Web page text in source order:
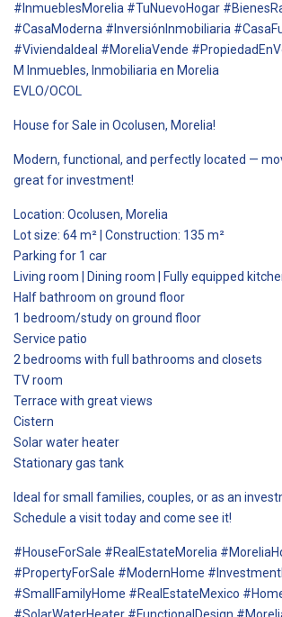
#InmueblesMorelia #TuNuevoHogar
#CasaModerna #InversiónInmobiliaria
#ViviendaIdeal #MoreliaVende
M Inmuebles, Inmobiliaria en Morelia
EVLO/OCOL
House for Sale in Ocolusen, Morelia!
Modern, functional, and perfectly located —
great for investment!
Location: Ocolusen, Morelia
Lot size: 64 m² | Construction: 135 m²
Parking for 1 car
Living room | Dining room | Fully equipped
Half bathroom on ground floor
1 bedroom/study on ground floor
Service patio
2 bedrooms with full bathrooms and closets
TV room
Terrace with great views
Cistern
Solar water heater
Stationary gas tank
Ideal for small families, couples, or as an
Schedule a visit today and come see it!
#HouseForSale #RealEstateMorelia
#PropertyForSale #ModernHome
#SmallFamilyHome #RealEstateMexico